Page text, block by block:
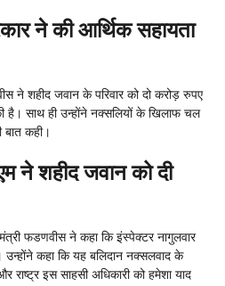
ने की आर्थिक सहायता
ने शहीद जवान के परिवार को दो करोड़ रुपए
है। साथ ही उन्होंने नक्सलियों के खिलाफ चल
कही।
ने शहीद जवान को दी
फडणवीस ने कहा कि इंस्पेक्टर नागुलवार
उन्होंने कहा कि यह बलिदान नक्सलवाद के
इस साहसी अधिकारी को हमेशा याद